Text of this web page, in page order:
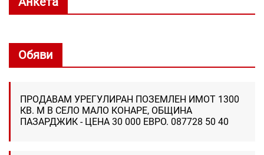
Обяви
ПРОДАВАМ УРЕГУЛИРАН ПОЗЕМЛЕН ИМОТ 1300
КВ. М В СЕЛО МАЛО КОНАРЕ, ОБЩИНА
ПАЗАРДЖИК - ЦЕНА 30 000 ЕВРО. 087728 50 40